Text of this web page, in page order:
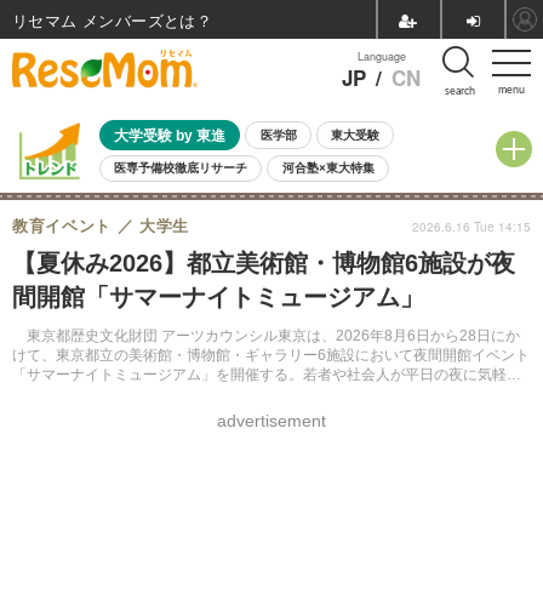
menu
Language
JP / CN search
大学受験 by 東進 医学部 東大受験
医専予備校徹底リサーチ 河合塾×東大特集
親子で考える大学選び 高校受験 中学受験 小学校受験
共通テスト 夏休み
8月開催イベント・WS 全国公立高校 過去問 人気記事
自由研究教材（小学生向け） 自由研究教材（中学生向け） ランキング
【夏休み2026】都立美術館・博物館6施設が夜
間開館「サマーナイトミュージアム」
東京都歴史文化財団 アーツカウンシル東京は、2026年8月6日から28日にか
けて、東京都立の美術館・博物館・ギャラリー6施設において夜間開館イベント
「サマーナイトミュージアム」を開催する。若者や社会人が平日の夜に気軽に
教育イベント 大学生
advertisement
2026.6.16 Tue 14:15
リセマム メンバーズ